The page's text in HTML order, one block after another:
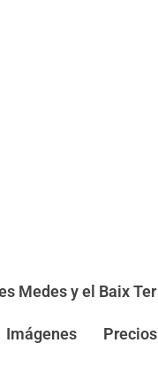
Medes y el Baix Ter
Imágenes Precios